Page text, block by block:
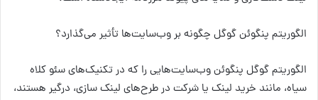
الگوریتم پنگوئن گوگل چگونه بر وب‌سایت‌ها تأثیر می‌گذارد؟
الگوریتم گوگل پنگوئن وب‌سایت‌هایی را که در تکنیک‌های سئو کلاه
سیاه، مانند خرید لینک یا شرکت در طرح‌های لینک سازی، درگیر هستند،